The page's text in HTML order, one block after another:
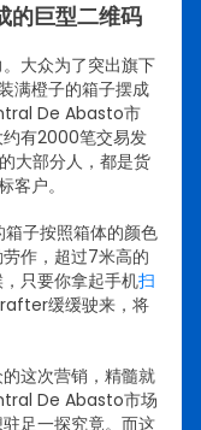
的巨型二维码
大众为了突出旗下
满橙子的箱子摆成
De Abasto市
有2000笔交易发
大部分人，都是货
户。
子按照箱体的颜色
作，超过7米高的
只要你拿起手机扫
缓缓驶来，将
这次营销，精髓就
De Abasto市场
足一探究竟。而这